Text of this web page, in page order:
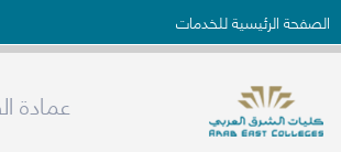
الصفحة الرئيسية للخدمات
عمادة